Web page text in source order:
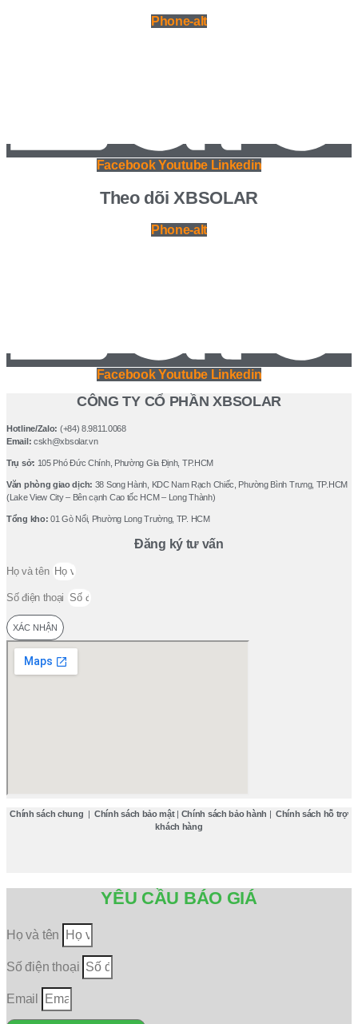
Phone-alt
Facebook Youtube Linkedin
Theo dõi XBSOLAR
Phone-alt
Facebook Youtube Linkedin
CÔNG TY CỔ PHẦN XBSOLAR
Hotline/Zalo: (+84) 8.9811.0068
Email: cskh@xbsolar.vn
Trụ sở: 105 Phó Ðức Chính, Phường Gia Ðịnh, TP.HCM
Văn phòng giao dịch: 38 Song Hành, KDC Nam Rạch Chiếc, Phường Bình Trưng, TP.HCM
(Lake View City – Bên cạnh Cao tốc HCM – Long Thành)
Tổng kho: 01 Gò Nổi, Phường Long Trường, TP. HCM
Đăng ký tư vấn
Họ và tên
Số điện thoại
XÁC NHẬN
Chính sách chung | Chính sách bảo mật| Chính sách bảo hành | Chính sách hỗ trợ
khách hàng
YÊU CẦU BÁO GIÁ
Họ và tên
Số điện thoại
Email